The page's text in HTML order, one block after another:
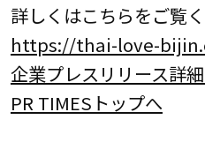
詳しくはこちらをご覧
https://thai-love-
企業プレスリリース詳
PR TIMESトップへ